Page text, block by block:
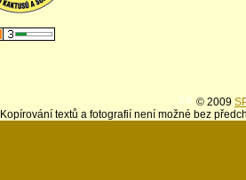
© 2009
Kopírování textů a fotografií není možné bez